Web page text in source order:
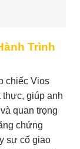
Trình
chiếc Vios
thực, giúp anh
quan trọng
chứng
sự cố giao